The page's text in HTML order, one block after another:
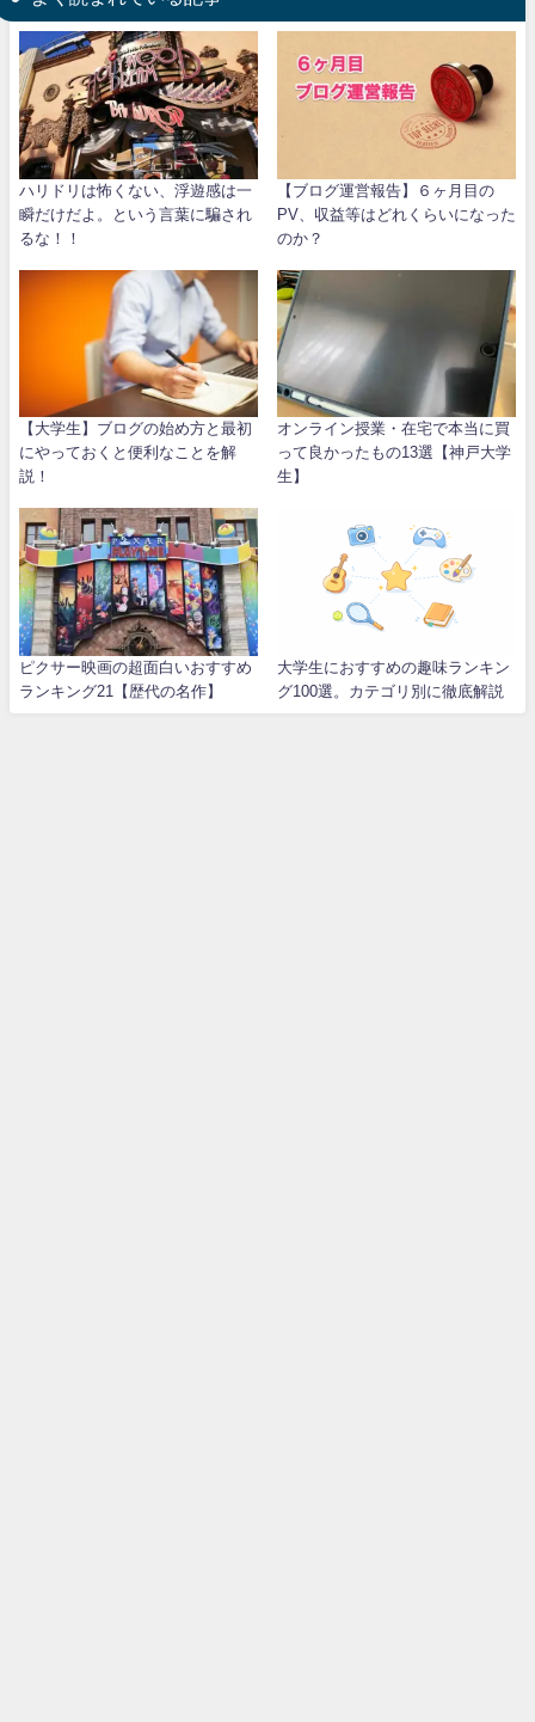
ハリドリは怖くない、浮遊感は一
瞬だけだよ。という言葉に騙され
るな！！
【ブログ運営報告】６ヶ月目の
PV、収益等はどれくらいになった
のか？
【大学生】ブログの始め方と最初
にやっておくと便利なことを解
説！
オンライン授業・在宅で本当に買
って良かったもの13選【神戸大学
生】
ピクサー映画の超面白いおすすめ
ランキング21【歴代の名作】
大学生におすすめの趣味ランキン
グ100選。カテゴリ別に徹底解説